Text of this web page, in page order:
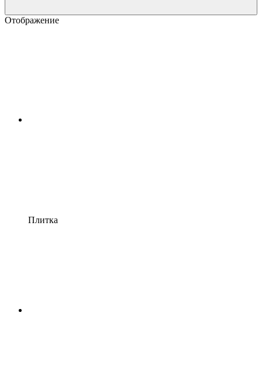
Отображение
Плитка